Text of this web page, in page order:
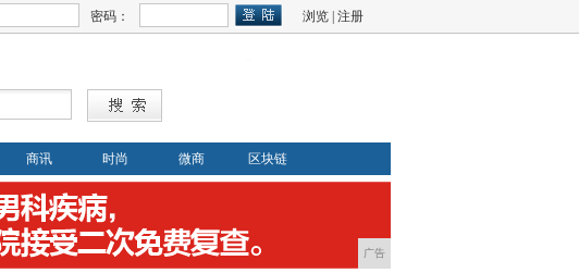
密码： 浏览 注册
商讯 时尚 微商 区块链
广告